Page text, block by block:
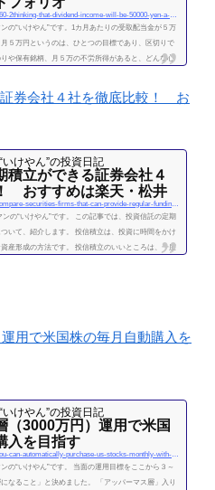
https://kouhaitou-ikeyan.com/960-2thinking-that-dividend-income-will-be-50000-yen-a-month
の“いけやん”です。1カ月あたりの受取配当金が５万
５万円というのは、ひとつの目標であり、区切りで
や保有銘柄、月５万の不労所得があると、どんな心
めるための行動【体験談】サラリーマンが資産運用
こと不労所得という名の受取配当金、月５万円に到達
名の受取配当金が月額５万...
券会社４社を徹底比較！ お
けやん”の投資日記
積立ができる証券会社４
おすすめは楽天・松井
https://kouhaitou-ikeyan.com/compare-securities-firms-that-can-provide-regular-funding-for-mutual-funds
の“いけやん”です。 この記事では、投資信託の定期
いて、紹介します。 投信積立は、投資に時間をかけ
産形成の方法です。 投信積立のいいところは、一度
用で米国株の毎月自動購入を
けやん”の投資日記
（3000万円）運用で米国
入を目指す
https://kouhaitou-ikeyan.com/you-can-automatically-purchase-us-stocks-monthly-with-upper-mass-management
の“いけやん”です。 当面の運用目標をここから３～
なること」と決めました。 「アッパーマス層」入り